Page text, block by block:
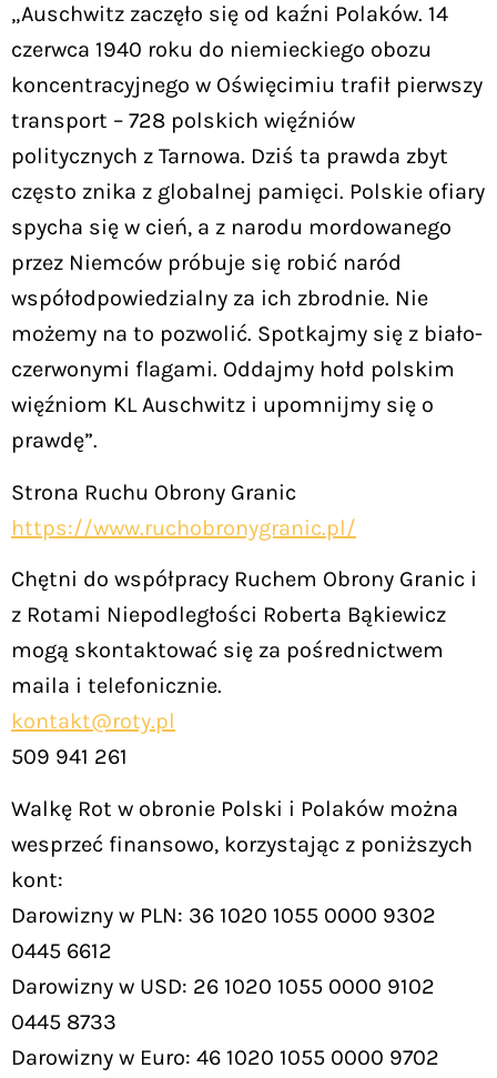
„Auschwitz zaczęło się od kaźni Polaków. 14
czerwca 1940 roku do niemieckiego obozu
koncentracyjnego w Oświęcimiu trafił pierwszy
transport – 728 polskich więźniów
politycznych z Tarnowa. Dziś ta prawda zbyt
często znika z globalnej pamięci. Polskie ofiary
spycha się w cień, a z narodu mordowanego
przez Niemców próbuje się robić naród
współodpowiedzialny za ich zbrodnie. Nie
możemy na to pozwolić. Spotkajmy się z biało-
czerwonymi flagami. Oddajmy hołd polskim
więźniom KL Auschwitz i upomnijmy się o
prawdę”.
Strona Ruchu Obrony Granic
https://www.ruchobronygranic.pl/
Chętni do współpracy Ruchem Obrony Granic i
z Rotami Niepodległości Roberta Bąkiewicz
mogą skontaktować się za pośrednictwem
maila i telefonicznie.
kontakt@roty.pl
509 941 261
Walkę Rot w obronie Polski i Polaków można
wesprzeć finansowo, korzystając z poniższych
kont:
Darowizny w PLN: 36 1020 1055 0000 9302
0445 6612
Darowizny w USD: 26 1020 1055 0000 9102
0445 8733
Darowizny w Euro: 46 1020 1055 0000 9702